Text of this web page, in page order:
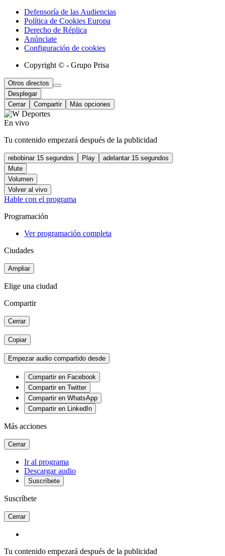
Defensoría de las Audiencias
Política de Cookies Europa
Derecho de Réplica
Anúnciate
Configuración de cookies
Copyright © - Grupo Prisa
Otros directos
Desplegar
Cerrar
Compartir Más opciones
En vivo
Tu contenido empezará después de la publicidad
rebobinar 15 segundos Play
adelantar 15 segundos
Mute
Volumen
Volver al vivo
Hable con el programa
Programación
Ver programación completa
Ciudades
Ampliar
Elige una ciudad
Compartir
Cerrar
Copiar
Empezar audio compartido desde
Compartir en Facebook
Compartir en Twitter
Compartir en WhatsApp
Compartir en LinkedIn
Más acciones
Cerrar
Ir al programa
Descargar audio
Suscríbete
Suscríbete
Cerrar
Tu contenido empezará después de la publicidad